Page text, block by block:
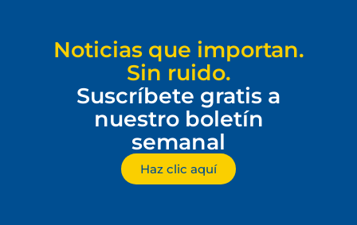
Noticias que importan.
Sin ruido.
Suscríbete gratis a
nuestro boletín
semanal
Haz clic aquí